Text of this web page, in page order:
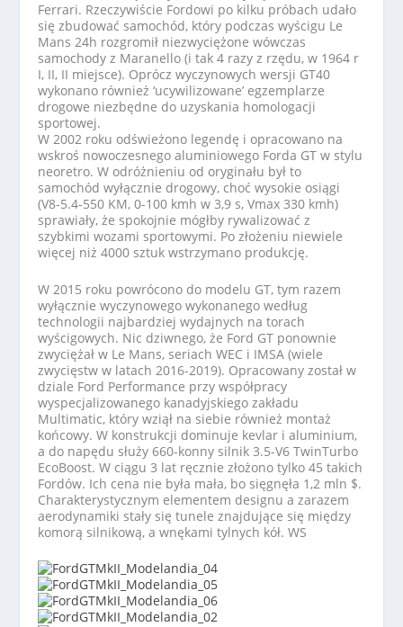
Ferrari. Rzeczywiście Fordowi po kilku próbach udało
się zbudować samochód, który podczas wyścigu Le
Mans 24h rozgromił niezwyciężone wówczas
samochody z Maranello (i tak 4 razy z rzędu, w 1964 r
I, II, II miejsce). Oprócz wyczynowych wersji GT40
wykonano również ‘ucywilizowane’ egzemplarze
drogowe niezbędne do uzyskania homologacji
sportowej.
W 2002 roku odświeżono legendę i opracowano na
wskroś nowoczesnego aluminiowego Forda GT w stylu
neoretro. W odróżnieniu od oryginału był to
samochód wyłącznie drogowy, choć wysokie osiągi
(V8-5.4-550 KM, 0-100 kmh w 3,9 s, Vmax 330 kmh)
sprawiały, że spokojnie mógłby rywalizować z
szybkimi wozami sportowymi. Po złożeniu niewiele
więcej niż 4000 sztuk wstrzymano produkcję.
W 2015 roku powrócono do modelu GT, tym razem
wyłącznie wyczynowego wykonanego według
technologii najbardziej wydajnych na torach
wyścigowych. Nic dziwnego, że Ford GT ponownie
zwyciężał w Le Mans, seriach WEC i IMSA (wiele
zwycięstw w latach 2016-2019). Opracowany został w
dziale Ford Performance przy współpracy
wyspecjalizowanego kanadyjskiego zakładu
Multimatic, który wziął na siebie również montaż
końcowy. W konstrukcji dominuje kevlar i aluminium,
a do napędu służy 660-konny silnik 3.5-V6 TwinTurbo
EcoBoost. W ciągu 3 lat ręcznie złożono tylko 45 takich
Fordów. Ich cena nie była mała, bo sięgnęła 1,2 mln $.
Charakterystycznym elementem designu a zarazem
aerodynamiki stały się tunele znajdujące się między
komorą silnikową, a wnękami tylnych kół. WS